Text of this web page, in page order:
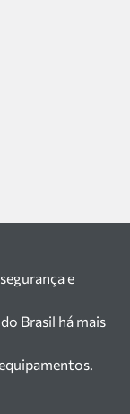
e
Brasil há mais
em